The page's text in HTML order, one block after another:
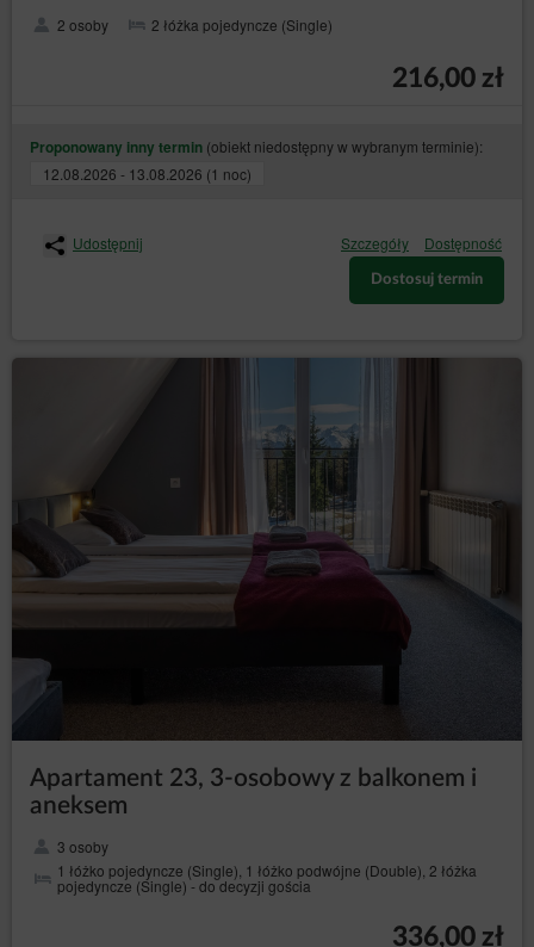
2 osoby 2 łóżka pojedyncze (Single)
216,00 zł
Proponowany inny termin (obiekt niedostępny w wybranym terminie):
12.08.2026 - 13.08.2026 (1 noc)
Udostępnij Szczegóły Dostępność
Dostosuj termin
Apartament 23, 3-osobowy z balkonem i
aneksem
3 osoby
1 łóżko pojedyncze (Single), 1 łóżko podwójne (Double), 2 łóżka
pojedyncze (Single) - do decyzji gościa
336,00 zł